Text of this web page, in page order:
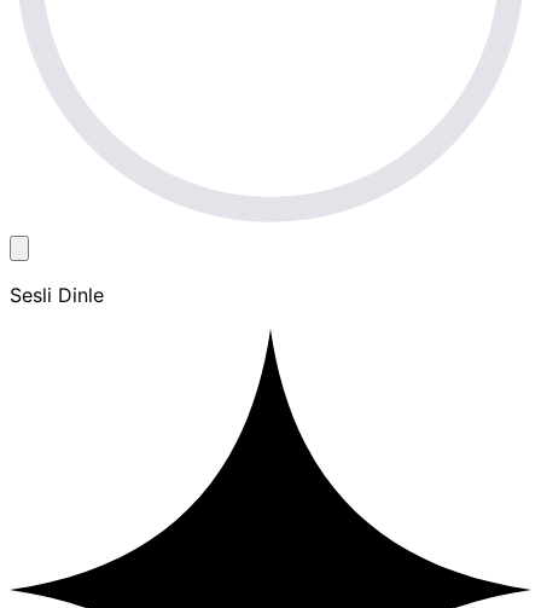
Sesli Dinle